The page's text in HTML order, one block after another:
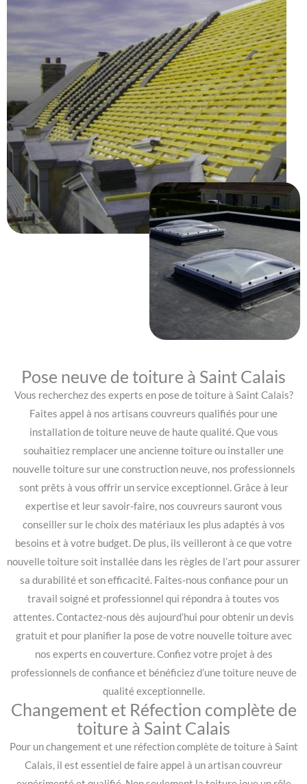
Pose neuve de toiture à Saint Calais
Vous recherchez des experts en pose de toiture à Saint Calais?
Faites appel à nos artisans couvreurs qualifiés pour une
installation de toiture neuve de haute qualité. Que vous
souhaitiez remplacer une ancienne toiture ou installer une
nouvelle toiture sur une construction neuve, nos professionnels
sont prêts à vous offrir un service exceptionnel. Grâce à leur
expertise et leur savoir-faire, nos couvreurs sauront vous
conseiller sur le choix des matériaux les plus adaptés à vos
besoins et à votre budget. De plus, ils veilleront à ce que votre
nouvelle toiture soit installée dans les règles de l’art pour assurer
sa durabilité et son efficacité. Faites-nous confiance pour un
travail soigné et professionnel qui répondra à toutes vos
attentes. Contactez-nous dès aujourd’hui pour obtenir un devis
gratuit et pour planifier la pose de votre nouvelle toiture avec
nos experts en couverture. Confiez votre projet à des
professionnels de confiance et bénéficiez d’une toiture neuve de
qualité exceptionnelle.
Changement et Réfection complète de
toiture à Saint Calais
Pour un changement et une réfection complète de toiture à Saint
Calais, il est essentiel de faire appel à un artisan couvreur